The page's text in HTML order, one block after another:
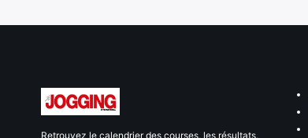
Retrouvez le calendrier des courses, les résultats,